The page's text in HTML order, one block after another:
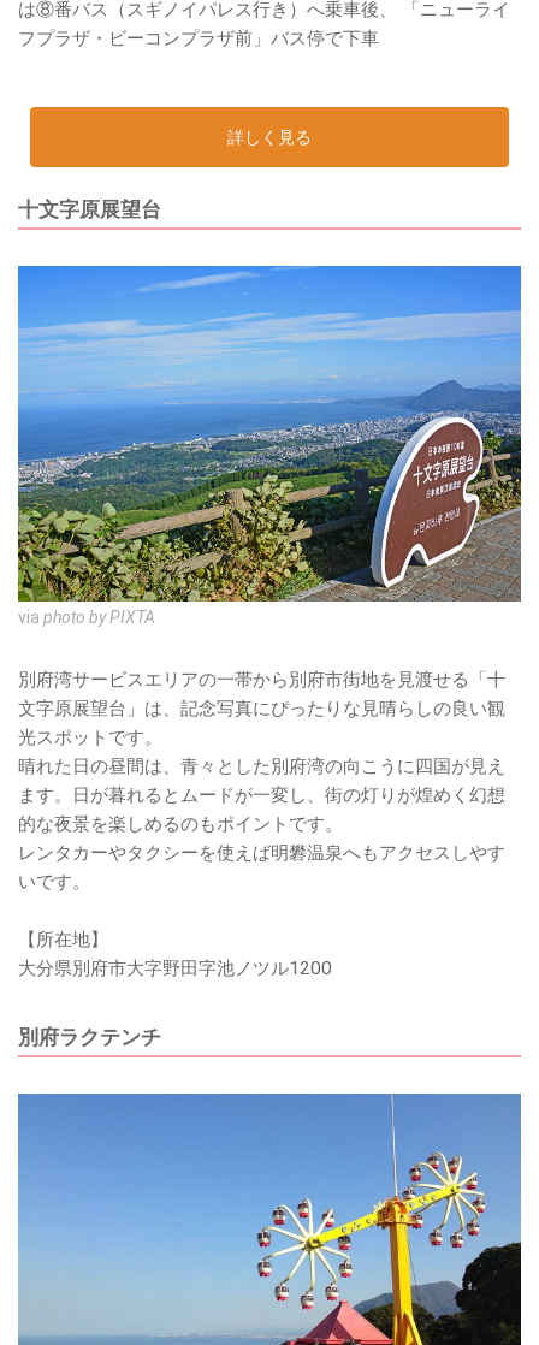
は⑧番バス（スギノイパレス行き）へ乗車後、 「ニューライ
フプラザ・ビーコンプラザ前」バス停で下車
詳しく見る
十文字原展望台
via photo by PIXTA
別府湾サービスエリアの一帯から別府市街地を見渡せる「十
文字原展望台」は、記念写真にぴったりな見晴らしの良い観
光スポットです。
晴れた日の昼間は、青々とした別府湾の向こうに四国が見え
ます。日が暮れるとムードが一変し、街の灯りが煌めく幻想
的な夜景を楽しめるのもポイントです。
レンタカーやタクシーを使えば明礬温泉へもアクセスしやす
いです。
【所在地】
大分県別府市大字野田字池ノツル1200
別府ラクテンチ